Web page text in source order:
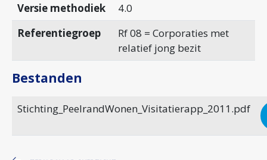
Versie methodiek
4.0
Referentiegroep
Rf 08 = Corporaties met
relatief jong bezit
Bestanden
Stichting_PeelrandWonen_Visitatierapp_2011.pdf